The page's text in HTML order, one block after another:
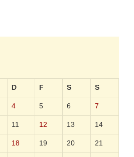
D F S S
4 5 6 7
11 12 13 14
18 19 20 21